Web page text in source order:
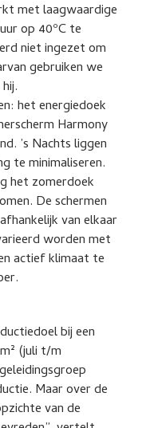
met laagwaardige
op 40ºC te
niet ingezet om
gebruiken we
het energiedoek
Harmony
’s Nachts liggen
te minimaliseren.
het zomerdoek
De schermen
van elkaar
worden met
actief klimaat te
bij een
(juli t/m
Maar over de
van de